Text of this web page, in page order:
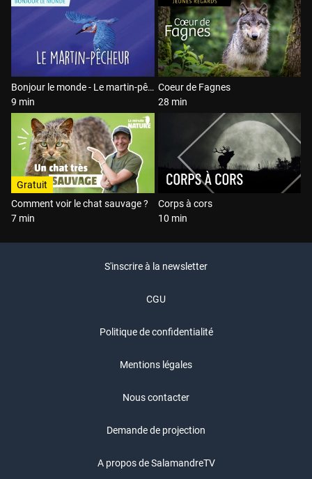
Bonjour le monde - Le martin-pêcheur
9 min
Coeur de Fagnes
28 min
Gratuit
Comment voir le chat sauvage ?
7 min
Corps à cors
10 min
S'inscrire à la newsletter
CGU
Politique de confidentialité
Mentions légales
Nous contacter
Demande de projection
A propos de SalamandreTV